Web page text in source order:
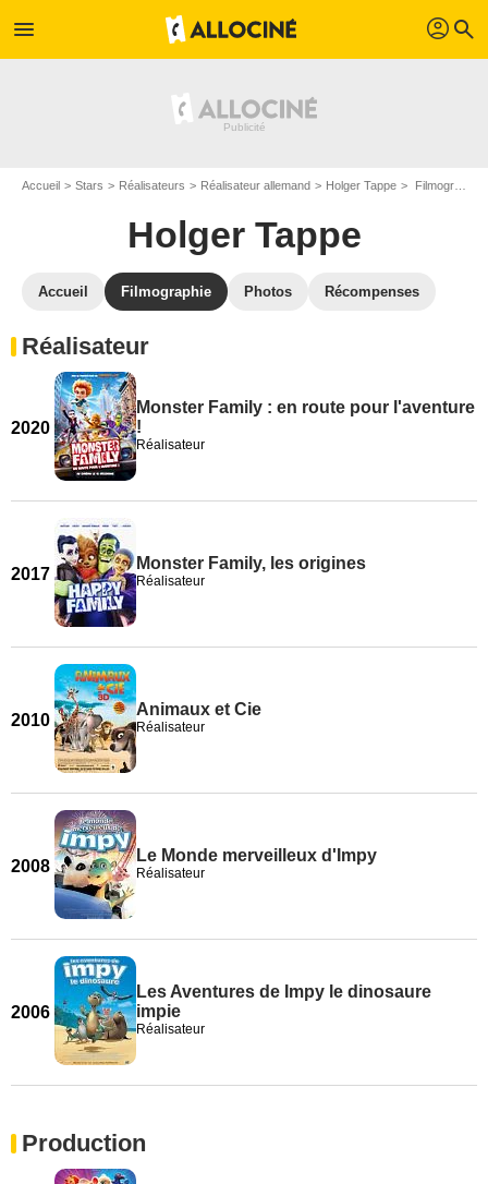
menu profil search
Accueil Stars Réalisateurs Réalisateur allemand Holger Tappe Filmographie Holger Tappe
Holger Tappe
Accueil Filmographie Photos Récompenses
Réalisateur
2020
Monster Family : en route pour l'aventure
!
Réalisateur
2017
Monster Family, les origines
Réalisateur
2010
Animaux et Cie
Réalisateur
2008
Le Monde merveilleux d'Impy
Réalisateur
2006
Les Aventures de Impy le dinosaure
impie
Réalisateur
Production